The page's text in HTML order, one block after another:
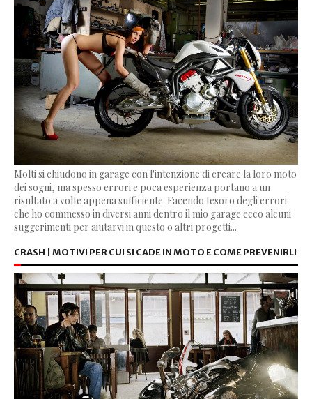
Molti si chiudono in garage con l'intenzione di creare la loro moto
dei sogni, ma spesso errori e poca esperienza portano a un
risultato a volte appena sufficiente. Facendo tesoro degli errori
che ho commesso in diversi anni dentro il mio garage ecco alcuni
suggerimenti per aiutarvi in questo o altri progetti...
CRASH | MOTIVI PER CUI SI CADE IN MOTO E COME PREVENIRLI